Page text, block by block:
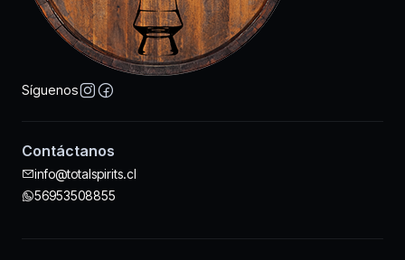
Síguenos
Contáctanos
info@totalspirits.cl
56953508855